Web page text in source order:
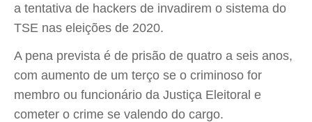
a tentativa de hackers de invadirem o sistema do
TSE nas eleições de 2020.
A pena prevista é de prisão de quatro a seis anos,
com aumento de um terço se o criminoso for
membro ou funcionário da Justiça Eleitoral e
cometer o crime se valendo do cargo.